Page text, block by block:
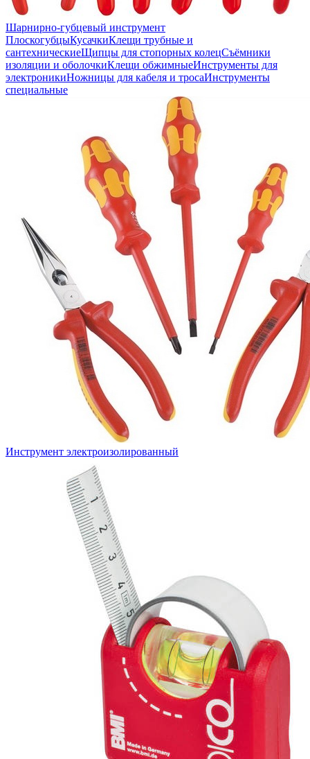
Шарнирно-губцевый инструмент
ПлоскогубцыКусачкиКлещи трубные и
сантехническиеЩипцы для стопорных колецСъёмники
изоляции и оболочкиКлещи обжимныеИнструменты для
электроникиНожницы для кабеля и тросаИнструменты
специальные
Инструмент электроизолированный